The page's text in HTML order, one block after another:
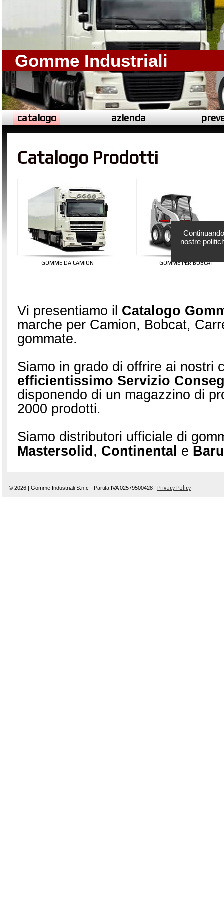
Gomme Industriali
catalogo azienda
Catalogo Prodotti
gomme da camion gomme per bobcat
Vi presentiamo il Catalogo
marche per Camion, Bobcat,
gommate.
Siamo in grado di offrire ai nostri
efficientissimo Servizio
disponendo di un magazzino di
2000 prodotti.
Siamo distributori ufficiale di
Mastersolid , Continental e
© 2026 | Gomme Industriali S.n.c - Partita IVA 02579500428 | Privacy Policy
nostre